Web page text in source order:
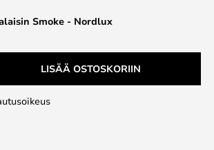
Smoke - Nordlux
LISÄÄ OSTOSKORIIN